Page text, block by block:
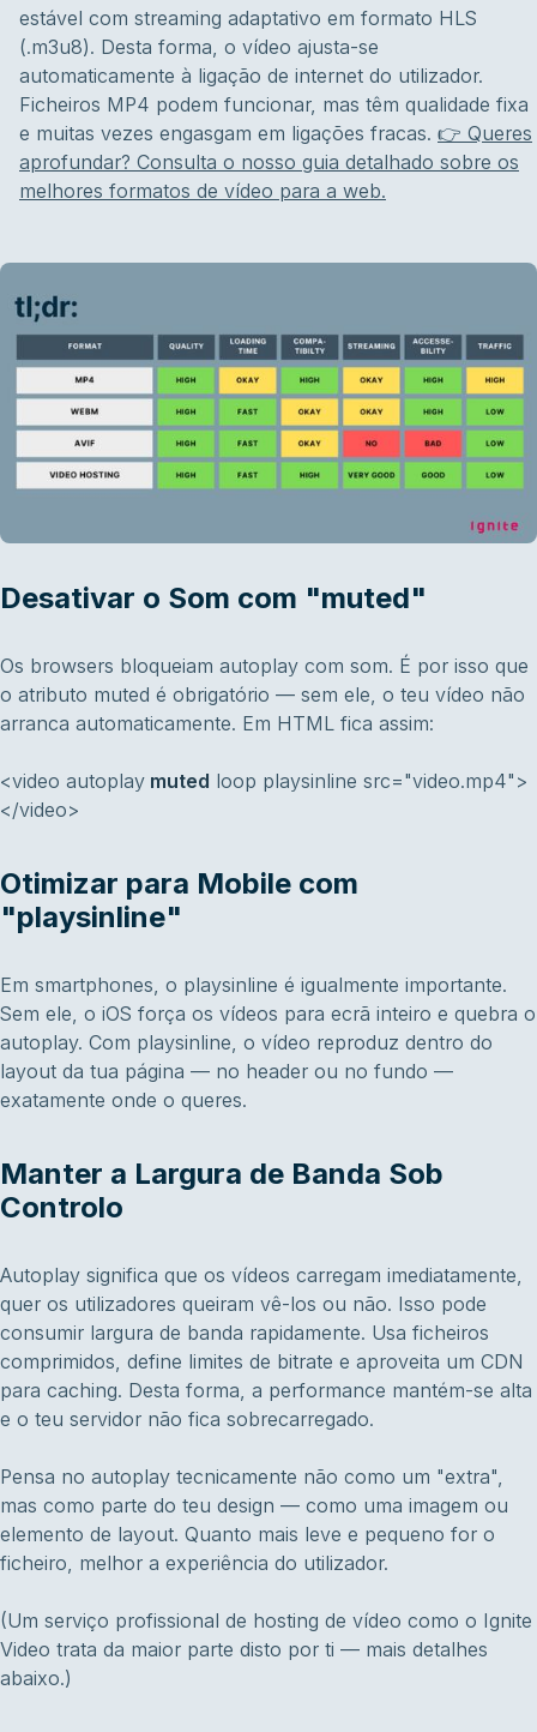
estável com streaming adaptativo em formato HLS
(.m3u8). Desta forma, o vídeo ajusta-se
automaticamente à ligação de internet do utilizador.
Ficheiros MP4 podem funcionar, mas têm qualidade fixa
e muitas vezes engasgam em ligações fracas. 👉 Queres
aprofundar? Consulta o nosso guia detalhado sobre os
melhores formatos de vídeo para a web.
Desativar o Som com "muted"
Os browsers bloqueiam autoplay com som. É por isso que
o atributo muted é obrigatório — sem ele, o teu vídeo não
arranca automaticamente. Em HTML fica assim:
<video autoplay muted loop playsinline src="video.mp4">
</video>
Otimizar para Mobile com
"playsinline"
Em smartphones, o playsinline é igualmente importante.
Sem ele, o iOS força os vídeos para ecrã inteiro e quebra o
autoplay. Com playsinline, o vídeo reproduz dentro do
layout da tua página — no header ou no fundo —
exatamente onde o queres.
Manter a Largura de Banda Sob
Controlo
Autoplay significa que os vídeos carregam imediatamente,
quer os utilizadores queiram vê-los ou não. Isso pode
consumir largura de banda rapidamente. Usa ficheiros
comprimidos, define limites de bitrate e aproveita um CDN
para caching. Desta forma, a performance mantém-se alta
e o teu servidor não fica sobrecarregado.
Pensa no autoplay tecnicamente não como um "extra",
mas como parte do teu design — como uma imagem ou
elemento de layout. Quanto mais leve e pequeno for o
ficheiro, melhor a experiência do utilizador.
(Um serviço profissional de hosting de vídeo como o Ignite
Video trata da maior parte disto por ti — mais detalhes
abaixo.)